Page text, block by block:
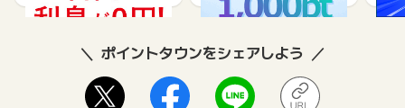
ポイントタウンをシェアしよう